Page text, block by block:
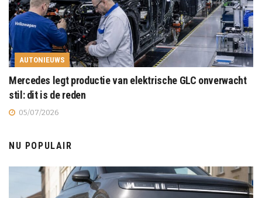
AUTONIEUWS
Mercedes legt productie van elektrische GLC onverwacht
stil: dit is de reden
05/07/2026
NU POPULAIR